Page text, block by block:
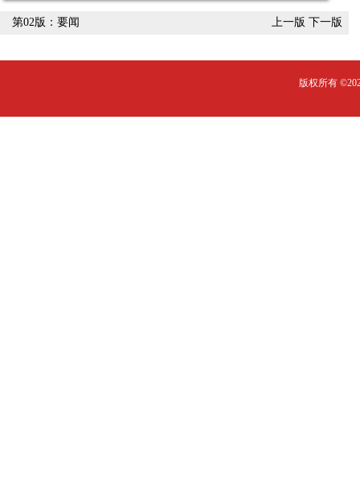
第02版：要闻 上一版 下一版
版权所有